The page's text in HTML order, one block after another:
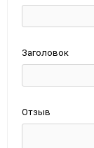
Заголовок
Отзыв